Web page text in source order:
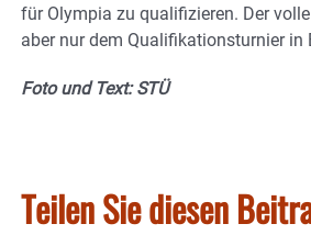
für Olympia zu qualifizieren. Der
aber nur dem Qualifikationsturnier in
Foto und Text: STÜ
Teilen Sie diesen